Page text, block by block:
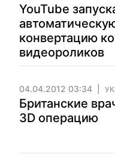
YouTube
конвертацию
видеороликов
04.04.2012 03:34
Британские
3D операцию